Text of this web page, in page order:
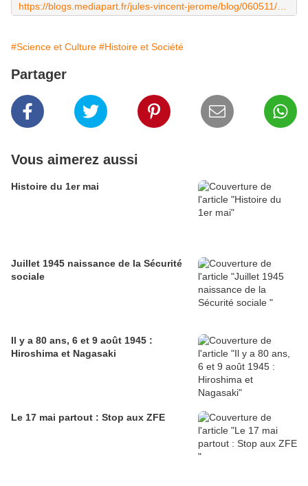
#Science et Culture #Histoire et Société
Partager
Vous aimerez aussi
Histoire du 1er mai
Juillet 1945 naissance de la Sécurité
sociale
Il y a 80 ans, 6 et 9 août 1945 :
Hiroshima et Nagasaki
Le 17 mai partout : Stop aux ZFE